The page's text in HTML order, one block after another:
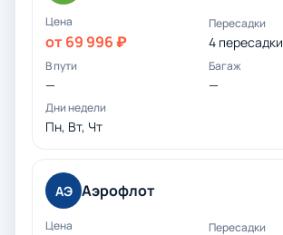
от 69 996 ₽ 4 пересадки
— —
Пн, Вт, Чт
АЭ Аэрофлот